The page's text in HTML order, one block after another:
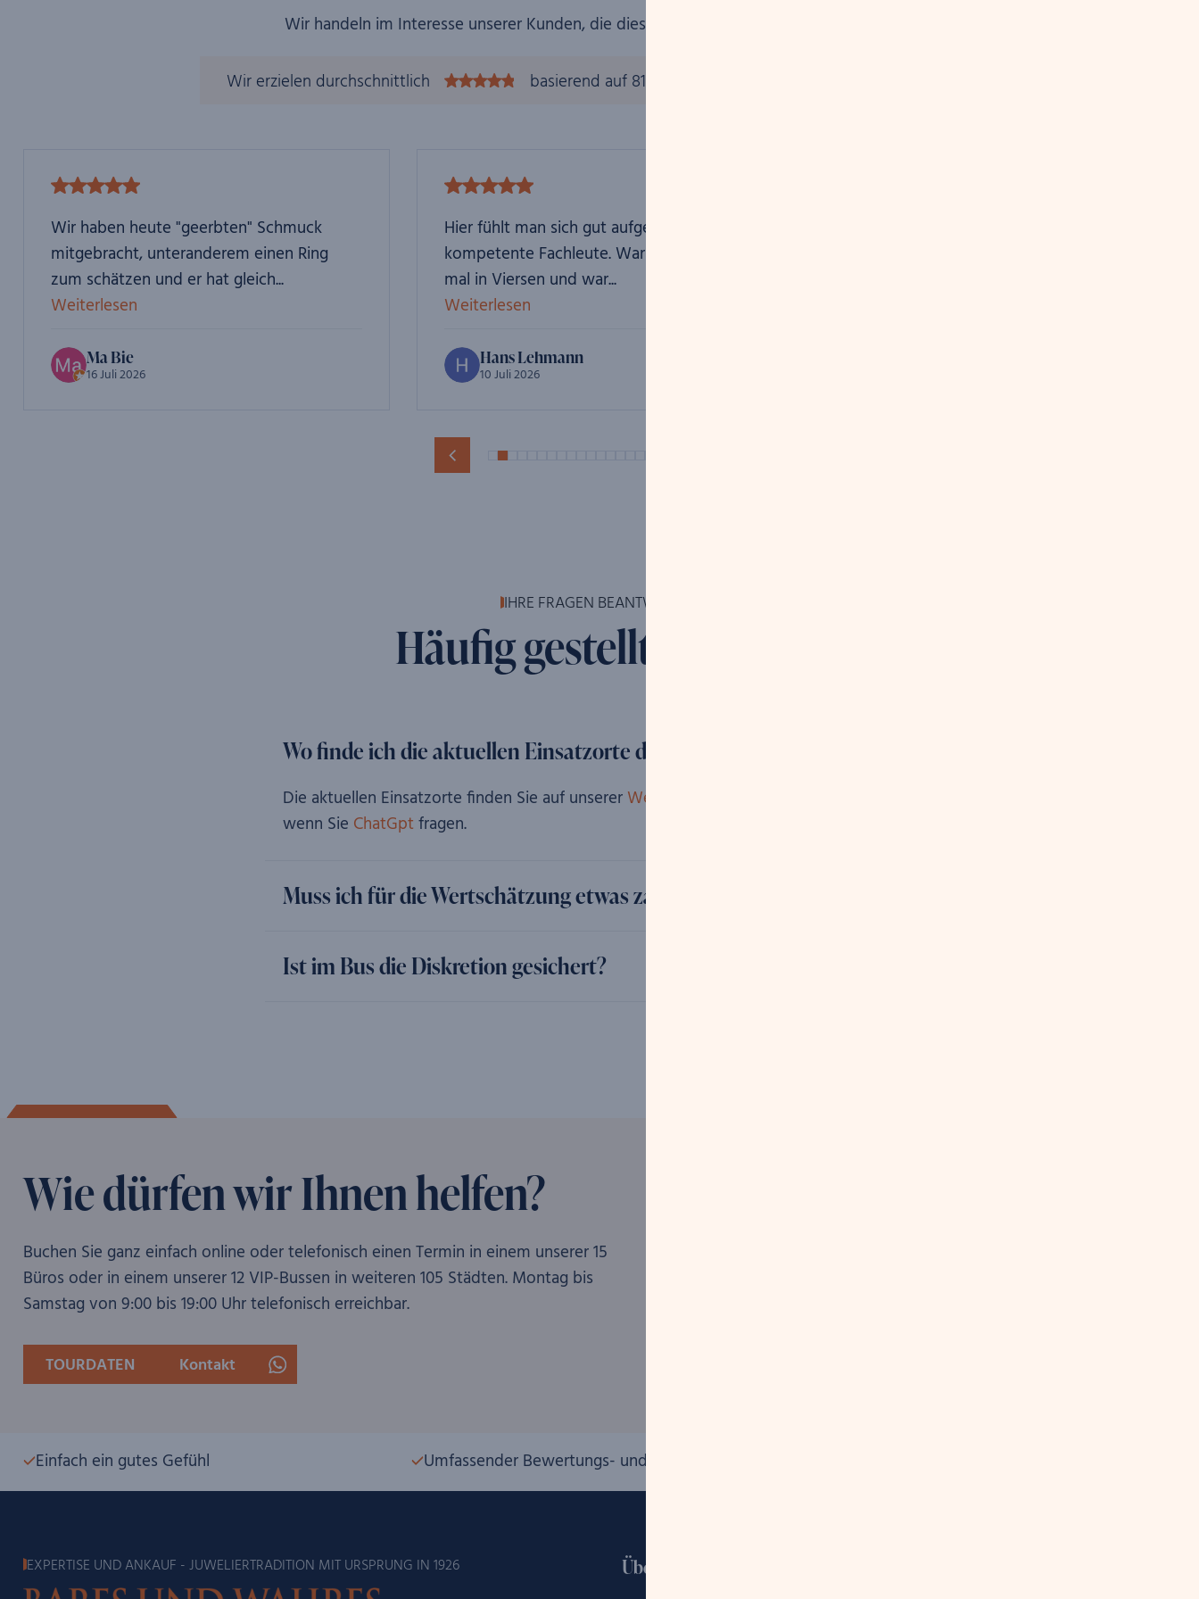
Wir handeln im Interesse unserer Kunden, die dies seit Jahrzehnten zu schätzen wissen.
Wir erzielen durchschnittlich basierend auf 812
Wir haben heute "geerbten" Schmuck
mitgebracht, unteranderem einen Ring
zum schätzen und er hat gleich...
Weiterlesen
Ma Bie
16 Juli 2026
Hier fühlt man sich gut aufgehoben. Sehr
kompetente Fachleute. War bereits zwei
mal in Viersen und war...
Weiterlesen
Hans Lehmann
10 Juli 2026
IHRE FRAGEN BEANTWORTET
Häufig gestellte Fragen
Wo finde ich die aktuellen Einsatzorte der Expertise-Busse?
Die aktuellen Einsatzorte finden Sie auf unserer Webseite
wenn Sie ChatGpt fragen.
Muss ich für die Wertschätzung etwas zahlen?
Ist im Bus die Diskretion gesichert?
Wie dürfen wir Ihnen helfen?
Buchen Sie ganz einfach online oder telefonisch einen Termin in einem unserer 15
Büros oder in einem unserer 12 VIP-Bussen in weiteren 105 Städten. Montag bis
Samstag von 9:00 bis 19:00 Uhr telefonisch erreichbar.
TOURDATEN Kontakt
Einfach ein gutes Gefühl Umfassender Bewertungs- und Ankaufsservice
EXPERTISE UND ANKAUF - JUWELIERTRADITION MIT URSPRUNG IN 1926 Über uns